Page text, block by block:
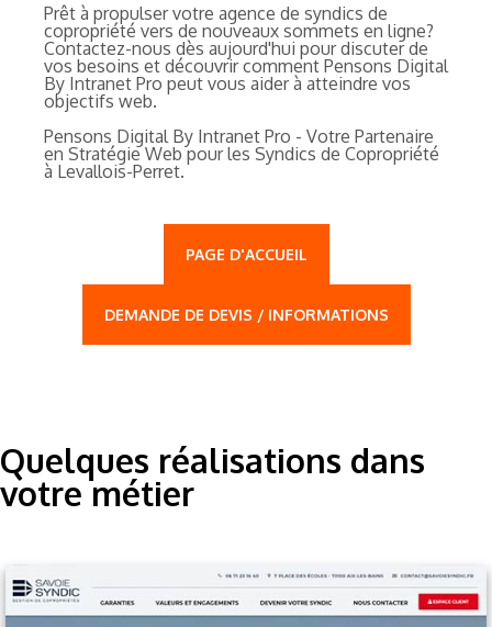
Prêt à propulser votre agence de syndics de
copropriété vers de nouveaux sommets en ligne?
Contactez-nous dès aujourd'hui pour discuter de
vos besoins et découvrir comment Pensons Digital
By Intranet Pro peut vous aider à atteindre vos
objectifs web.
Pensons Digital By Intranet Pro - Votre Partenaire
en Stratégie Web pour les Syndics de Copropriété
à Levallois-Perret.
PAGE D'ACCUEIL
DEMANDE DE DEVIS / INFORMATIONS
Quelques réalisations dans
votre métier